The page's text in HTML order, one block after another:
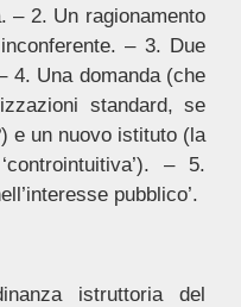
– 2. Un ragionamento
– 3. Due
4. Una domanda (che
standard, se
e un nuovo istituto (la
– 5.
pubblico’.
istruttoria del